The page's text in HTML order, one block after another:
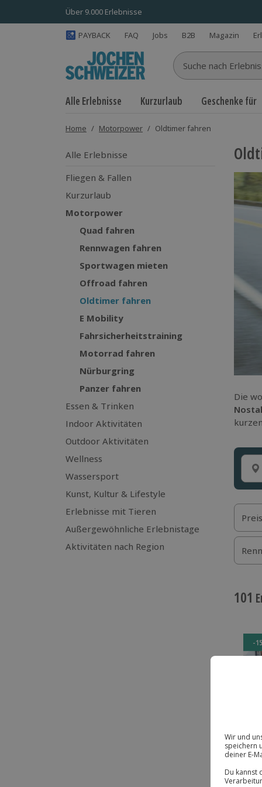
Über 9.000 Erlebnisse
PAYBACK FAQ Jobs B2B Magazin
Suche nach
Alle Erlebnisse Kurzurlaub Geschenke für
Home / Motorpower / Oldtimer fahren
Alle Erlebnisse
Fliegen & Fallen
Kurzurlaub
Motorpower
Quad fahren
Rennwagen fahren
Sportwagen mieten
Offroad fahren
Oldtimer fahren
E Mobility
Fahrsicherheitstraining
Motorrad fahren
Nürburgring
Panzer fahren
Essen & Trinken
Indoor Aktivitäten
Outdoor Aktivitäten
Wellness
Wassersport
Kunst, Kultur & Lifestyle
Erlebnisse mit Tieren
Außergewöhnliche Erlebnistage
Aktivitäten nach Region
Die
Preis
101
-